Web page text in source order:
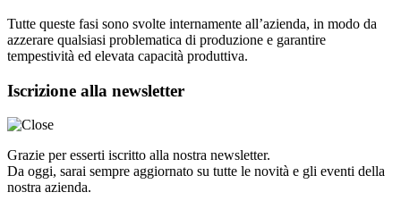
Tutte queste fasi sono svolte internamente all’azienda, in modo da
azzerare qualsiasi problematica di produzione e garantire
tempestività ed elevata capacità produttiva.
Iscrizione alla newsletter
Grazie per esserti iscritto alla nostra newsletter.
Da oggi, sarai sempre aggiornato su tutte le novità e gli eventi della
nostra azienda.